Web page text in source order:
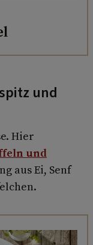
und
Hier
und
aus Ei, Senf